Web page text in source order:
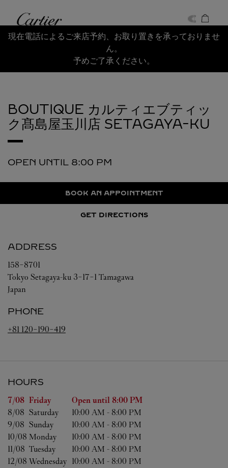
Cartier
Return to Nav
現在電話によるご来店予約、お取り置きを承っておりませ
ん。
予めご了承ください。
BOUTIQUE カルティエブティッ
ク髙島屋玉川店 SETAGAYA-KU
OPEN UNTIL 8:00 PM
BOOK AN APPOINTMENT
GET DIRECTIONS
ADDRESS
158-8701
Tokyo Setagaya-ku 3-17-1 Tamagawa
Japan
PHONE
+81 120-190-419
HOURS
Day of the Week Hours
7/08 Friday Open until 8:00 PM
8/08 Saturday 10:00 AM - 8:00 PM
9/08 Sunday 10:00 AM - 8:00 PM
10/08 Monday 10:00 AM - 8:00 PM
11/08 Tuesday 10:00 AM - 8:00 PM
12/08 Wednesday 10:00 AM - 8:00 PM